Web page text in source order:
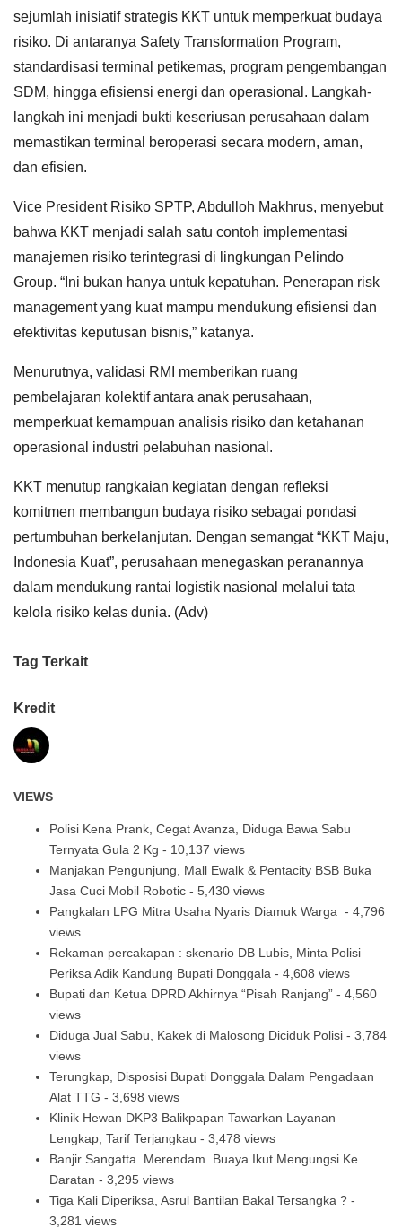
sejumlah inisiatif strategis KKT untuk memperkuat budaya
risiko. Di antaranya Safety Transformation Program,
standardisasi terminal petikemas, program pengembangan
SDM, hingga efisiensi energi dan operasional. Langkah-
langkah ini menjadi bukti keseriusan perusahaan dalam
memastikan terminal beroperasi secara modern, aman,
dan efisien.
Vice President Risiko SPTP, Abdulloh Makhrus, menyebut
bahwa KKT menjadi salah satu contoh implementasi
manajemen risiko terintegrasi di lingkungan Pelindo
Group. “Ini bukan hanya untuk kepatuhan. Penerapan risk
management yang kuat mampu mendukung efisiensi dan
efektivitas keputusan bisnis,” katanya.
Menurutnya, validasi RMI memberikan ruang
pembelajaran kolektif antara anak perusahaan,
memperkuat kemampuan analisis risiko dan ketahanan
operasional industri pelabuhan nasional.
KKT menutup rangkaian kegiatan dengan refleksi
komitmen membangun budaya risiko sebagai pondasi
pertumbuhan berkelanjutan. Dengan semangat “KKT Maju,
Indonesia Kuat”, perusahaan menegaskan peranannya
dalam mendukung rantai logistik nasional melalui tata
kelola risiko kelas dunia. (Adv)
Tag Terkait
Kredit
VIEWS
Polisi Kena Prank, Cegat Avanza, Diduga Bawa Sabu
Ternyata Gula 2 Kg - 10,137 views
Manjakan Pengunjung, Mall Ewalk & Pentacity BSB Buka
Jasa Cuci Mobil Robotic - 5,430 views
Pangkalan LPG Mitra Usaha Nyaris Diamuk Warga - 4,796
views
Rekaman percakapan : skenario DB Lubis, Minta Polisi
Periksa Adik Kandung Bupati Donggala - 4,608 views
Bupati dan Ketua DPRD Akhirnya “Pisah Ranjang” - 4,560
views
Diduga Jual Sabu, Kakek di Malosong Diciduk Polisi - 3,784
views
Terungkap, Disposisi Bupati Donggala Dalam Pengadaan
Alat TTG - 3,698 views
Klinik Hewan DKP3 Balikpapan Tawarkan Layanan
Lengkap, Tarif Terjangkau - 3,478 views
Banjir Sangatta Merendam Buaya Ikut Mengungsi Ke
Daratan - 3,295 views
Tiga Kali Diperiksa, Asrul Bantilan Bakal Tersangka ? -
3,281 views